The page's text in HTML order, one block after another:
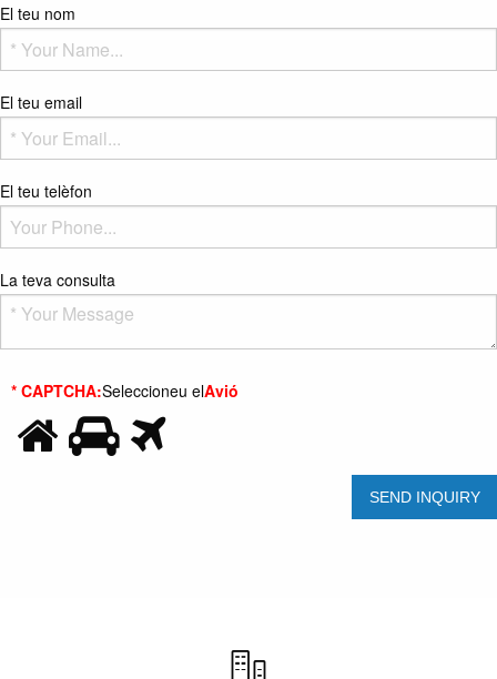
El teu nom
El teu email
El teu telèfon
La teva consulta
* CAPTCHA:Seleccioneu elAvió